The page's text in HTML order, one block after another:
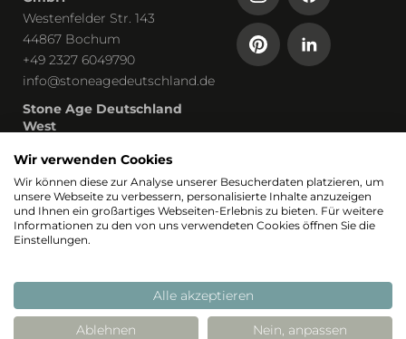
Westenfelder Str. 143
44867 Bochum
+49 2327 6049790
info@stoneagedeutschland.de
Stone Age Deutschland
West
53819 Neunkirchen-Seelscheid
Teil von
Wir verwenden Cookies
Wir können diese zur Analyse unserer Besucherdaten platzieren, um
unsere Webseite zu verbessern, personalisierte Inhalte anzuzeigen
und Ihnen ein großartiges Webseiten-Erlebnis zu bieten. Für weitere
Informationen zu den von uns verwendeten Cookies öffnen Sie die
Einstellungen.
Alle akzeptieren
Ablehnen Nein, anpassen